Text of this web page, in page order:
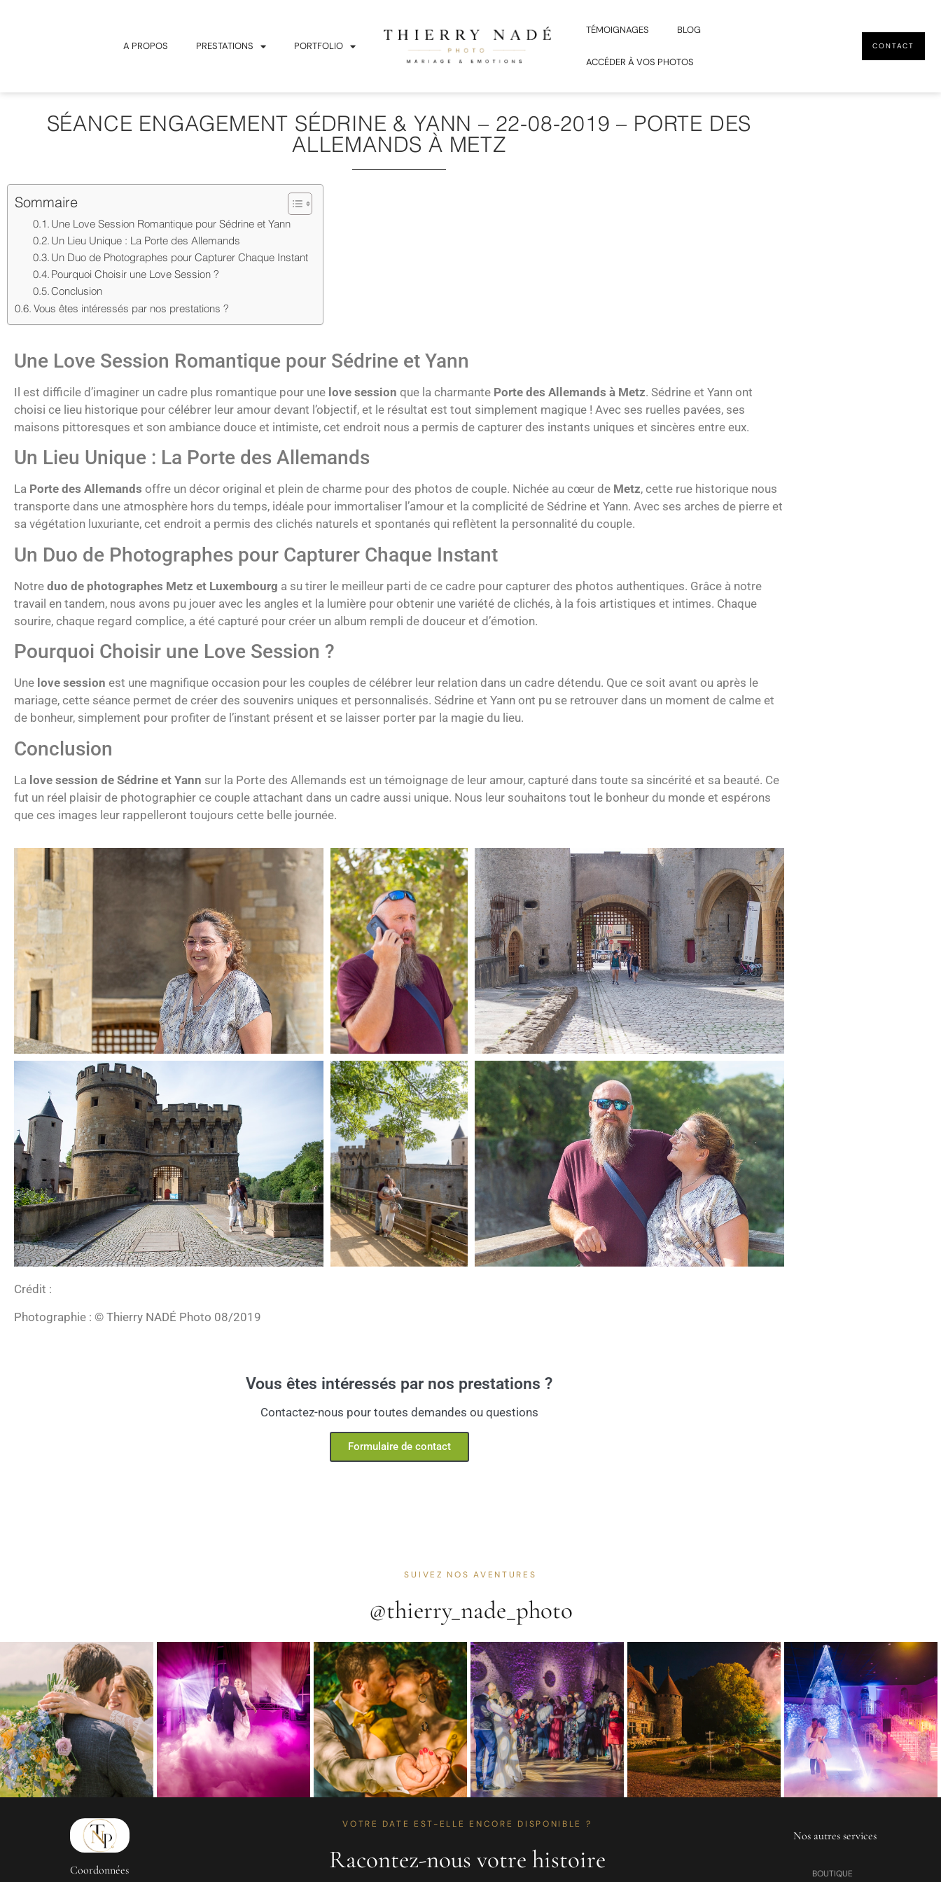
A PROPOS PRESTATIONS PORTFOLIO
TÉMOIGNAGES BLOG
ACCÉDER À VOS PHOTOS
CONTACT
SÉANCE ENGAGEMENT SÉDRINE & YANN – 22-08-2019 – PORTE DES
ALLEMANDS À METZ
Sommaire
Une Love Session Romantique pour Sédrine et Yann
Un Lieu Unique : La Porte des Allemands
Un Duo de Photographes pour Capturer Chaque Instant
Pourquoi Choisir une Love Session ?
Conclusion
Vous êtes intéressés par nos prestations ?
Une Love Session Romantique pour Sédrine et Yann
Il est difficile d’imaginer un cadre plus romantique pour une love session que la charmante Porte des Allemands à Metz. Sédrine et Yann ont
choisi ce lieu historique pour célébrer leur amour devant l’objectif, et le résultat est tout simplement magique ! Avec ses ruelles pavées, ses
maisons pittoresques et son ambiance douce et intimiste, cet endroit nous a permis de capturer des instants uniques et sincères entre eux.
Un Lieu Unique : La Porte des Allemands
La Porte des Allemands offre un décor original et plein de charme pour des photos de couple. Nichée au cœur de Metz, cette rue historique nous
transporte dans une atmosphère hors du temps, idéale pour immortaliser l’amour et la complicité de Sédrine et Yann. Avec ses arches de pierre et
sa végétation luxuriante, cet endroit a permis des clichés naturels et spontanés qui reflètent la personnalité du couple.
Un Duo de Photographes pour Capturer Chaque Instant
Notre duo de photographes Metz et Luxembourg a su tirer le meilleur parti de ce cadre pour capturer des photos authentiques. Grâce à notre
travail en tandem, nous avons pu jouer avec les angles et la lumière pour obtenir une variété de clichés, à la fois artistiques et intimes. Chaque
sourire, chaque regard complice, a été capturé pour créer un album rempli de douceur et d’émotion.
Pourquoi Choisir une Love Session ?
Une love session est une magnifique occasion pour les couples de célébrer leur relation dans un cadre détendu. Que ce soit avant ou après le
mariage, cette séance permet de créer des souvenirs uniques et personnalisés. Sédrine et Yann ont pu se retrouver dans un moment de calme et
de bonheur, simplement pour profiter de l’instant présent et se laisser porter par la magie du lieu.
Conclusion
La love session de Sédrine et Yann sur la Porte des Allemands est un témoignage de leur amour, capturé dans toute sa sincérité et sa beauté. Ce
fut un réel plaisir de photographier ce couple attachant dans un cadre aussi unique. Nous leur souhaitons tout le bonheur du monde et espérons
que ces images leur rappelleront toujours cette belle journée.
Crédit :
Photographie : © Thierry NADÉ Photo 08/2019
Vous êtes intéressés par nos prestations ?
Contactez-nous pour toutes demandes ou questions
Formulaire de contact
SUIVEZ NOS AVENTURES
@thierry_nade_photo
Coordonnées
VOTRE DATE EST-ELLE ENCORE DISPONIBLE ?
Racontez-nous votre histoire
Nos autres services
BOUTIQUE